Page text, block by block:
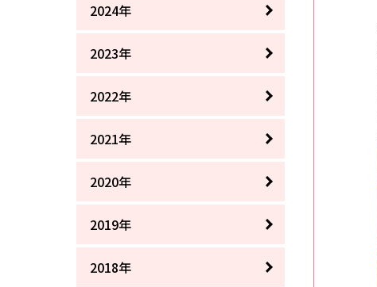
2024年
2023年
2022年
2021年
2020年
2019年
2018年